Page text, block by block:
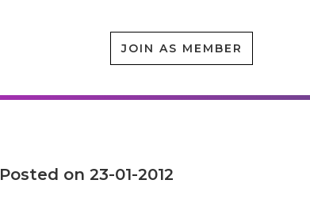
JOIN AS MEMBER
Posted on 23-01-2012